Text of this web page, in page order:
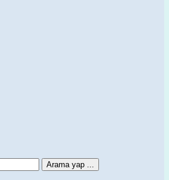
Arama yap ...